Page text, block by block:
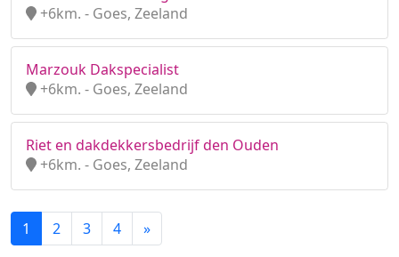
+6km. - Goes, Zeeland
Marzouk Dakspecialist
+6km. - Goes, Zeeland
Riet en dakdekkersbedrijf den Ouden
+6km. - Goes, Zeeland
1 2 3 4 »